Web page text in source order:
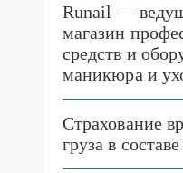
Runail —
магазин
средств и
маникюра и
Страхование
груза в